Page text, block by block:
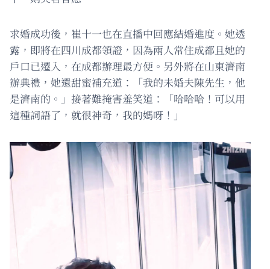
求婚成功後，崔十一也在直播中回應結婚進度。她透
露，即將在四川成都領證，因為兩人常住成都且她的
戶口已遷入，在成都辦理最方便。另外將在山東濟南
辦典禮，她還甜蜜補充道：「我的未婚夫陳先生，他
是濟南的。」接著難掩害羞笑道：「哈哈哈！可以用
這種詞語了，就很神奇，我的媽呀！」